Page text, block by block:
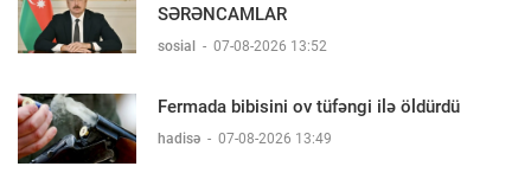
SƏRƏNCAMLAR
sosial - 07-08-2026 13:52
Fermada bibisini ov tüfəngi ilə öldürdü
hadisə - 07-08-2026 13:49